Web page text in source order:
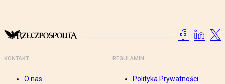
KONTAKT
O nas
REGULAMIN
Polityka Prywatności